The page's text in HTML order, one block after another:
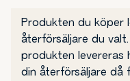
Euro 5 plus.
Rieju Black Edition XC
gör även resan till en
moppen i branschen
Produkten du köper
återförsäljare du
produkten levereras
din återförsäljare då